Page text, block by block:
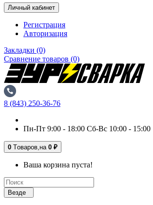
Личный кабинет
Регистрация
Авторизация
Закладки (0)
Сравнение товаров (0)
8 (843) 250-36-76
Пн-Пт 9:00 - 18:00 Сб-Вс 10:00 - 15:00
0 Tоваров,на 0 ₽
Ваша корзина пуста!
Везде